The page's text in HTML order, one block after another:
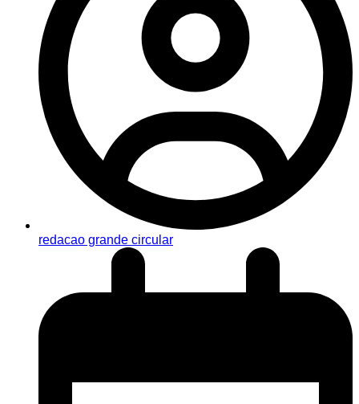
redacao grande circular